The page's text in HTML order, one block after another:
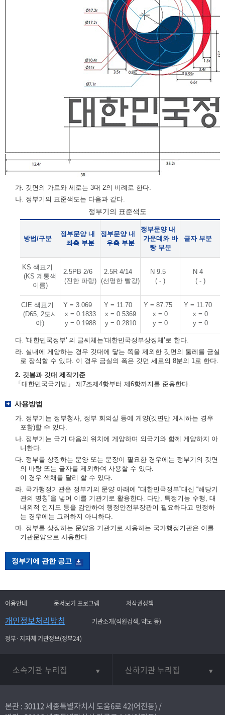
가. 깃면의 가로와 세로는 3대 2의 비례로 한다.
나. 정부기의 표준색도는 다음과 같다.
정부기의 표준색도
방법/구분
정부문양 내
좌측 부분
정부문양 내
우측 부분
정부문양 내
가운데와 바
탕 부분
글자 부분
KS 색표기
(KS 계통색
이름)
2.5PB 2/6
(진한 파랑)
2.5R 4/14
(선명한 빨강)
N 9.5
( - )
N 4
( - )
CIE 색표기
(D65, 2도시
야)
Y = 3.069
x = 0.1833
y = 0.1988
Y = 11.70
x = 0.5369
y = 0.2810
Y = 87.75
x = 0
y = 0
Y = 11.70
x = 0
y = 0
다. '대한민국정부' 의 글씨체는‘대한민국정부상징체’로 한다.
라. 실내에 게양하는 경우 깃대에 닿는 쪽을 제외한 깃면의 둘레를 금실
로 장식할 수 있다. 이 경우 금실의 폭은 깃면 세로의 8분의 1로 한다.
2. 깃봉과 깃대 제작기준
「대한민국국기법」 제7조제4항부터 제6항까지를 준용한다.
사용방법
가. 정부기는 정부청사, 정부 회의실 등에 게양(깃면만 게시하는 경우
포함)할 수 있다.
나. 정부기는 국기 다음의 위치에 게양하며 외국기와 함께 게양하지 아
니한다.
다. 정부를 상징하는 문양 또는 문장이 필요한 경우에는 정부기의 깃면
의 바탕 또는 글자를 제외하여 사용할 수 있다.
이 경우 색채를 달리 할 수 있다.
라. 국가행정기관은 정부기의 문양 아래에 “대한민국정부”대신 “해당기
관의 명칭”을 넣어 이를 기관기로 활용한다. 다만, 특정기능 수행, 대
내외적 인지도 등을 감안하여 행정안전부장관이 필요하다고 인정하
는 경우에는 그러하지 아니하다.
마. 정부를 상징하는 문양을 기관기로 사용하는 국가행정기관은 이를
기관문양으로 사용한다.
정부기에 관한 공고
이용안내 문서보기 프로그램 저작권정책
개인정보처리방침
기관소개(직원검색, 약도 등)
정부·지자체 기관정보(정부24)
소속기관 누리집 산하기관 누리집
본관 : 30112 세종특별자치시 도움6로 42(어진동) /